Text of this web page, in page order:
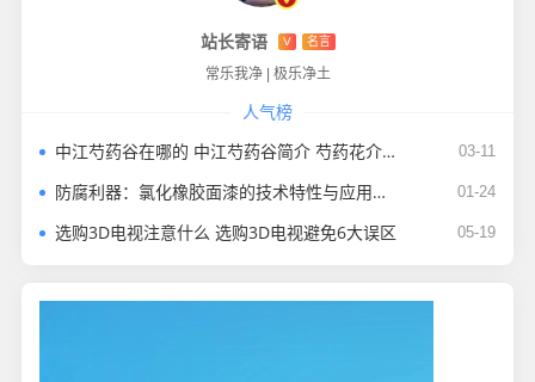
站长寄语 V 名言
常乐我净 极乐净土
人气榜
中江芍药谷在哪的 中江芍药谷简介 芍药花介绍 03-11
防腐利器：氯化橡胶面漆的技术特性与应用图景 01-24
选购3D电视注意什么 选购3D电视避免6大误区 05-19